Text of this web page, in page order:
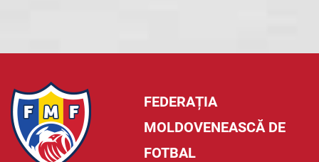
FEDERAȚIA
MOLDOVENEASCĂ DE
FOTBAL